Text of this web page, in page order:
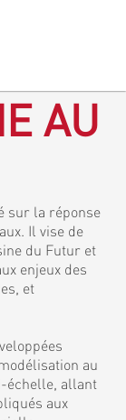
AU
sur la réponse
Il vise de
du Futur et
enjeux des
et
au
échelle, allant
aux